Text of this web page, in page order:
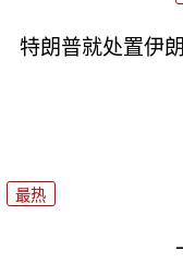
特朗普就处置伊
最热